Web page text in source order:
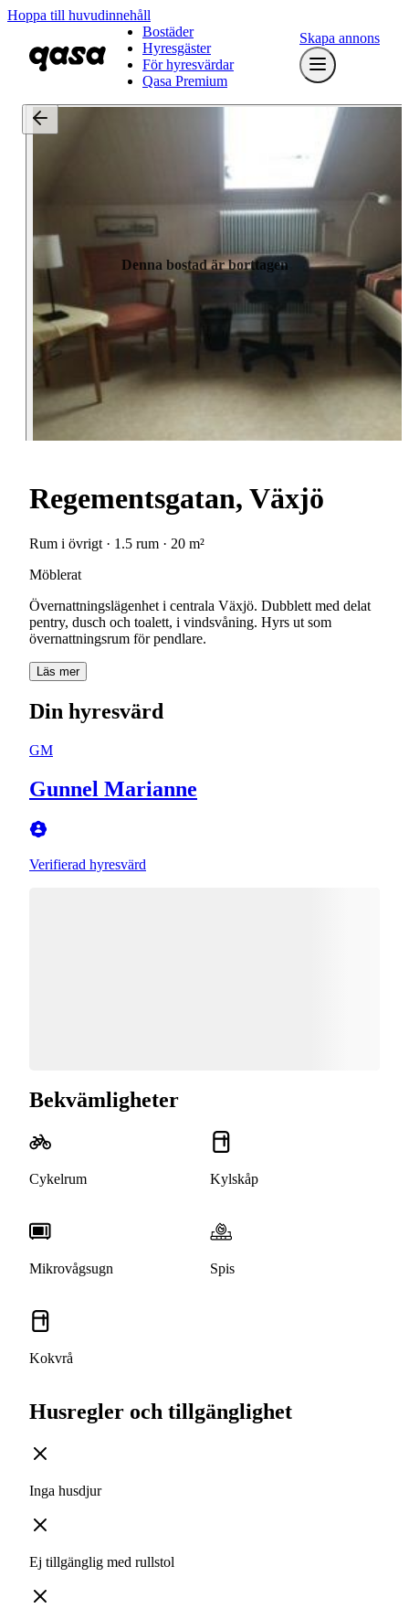
Hoppa till huvudinnehåll
Bostäder
Hyresgäster
För hyresvärdar
Qasa Premium
Skapa annons
Denna bostad är borttagen
Regementsgatan, Växjö
Rum i övrigt · 1.5 rum · 20 m²
Möblerat
Övernattningslägenhet i centrala Växjö. Dubblett med delat
pentry, dusch och toalett, i vindsvåning. Hyrs ut som
övernattningsrum för pendlare.
Läs mer
Din hyresvärd
GM
Gunnel Marianne
Verifierad hyresvärd
Bekvämligheter
Cykelrum Kylskåp
Mikrovågsugn Spis
Kokvrå
Husregler och tillgänglighet
Inga husdjur
Ej tillgänglig med rullstol